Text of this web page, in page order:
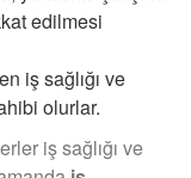
edilmesi
iş sağlığı ve
olurlar.
iş sağlığı ve